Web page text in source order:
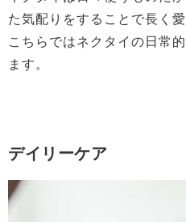
た気配りをすることで長く
こちらではネクタイの日常
ます。
デイリーケア